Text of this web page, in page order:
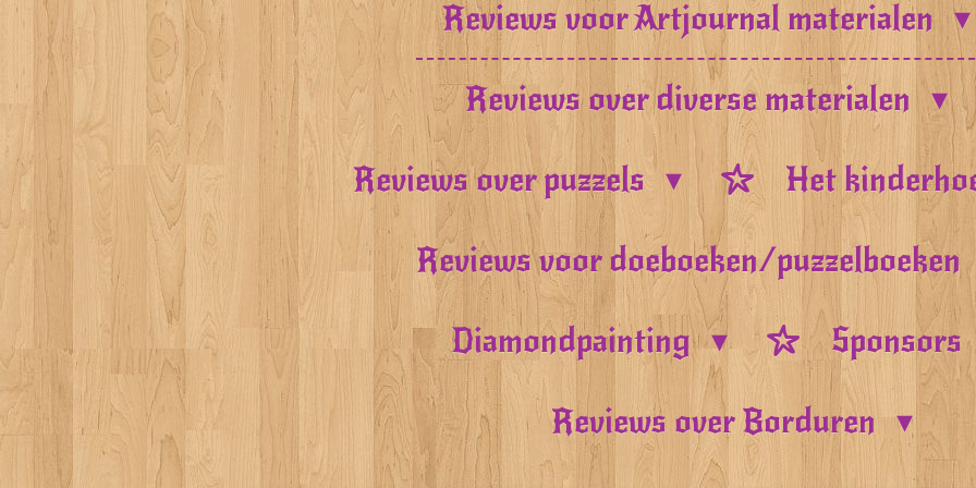
Reviews voor Artjournal materialen
Reviews over diverse materialen
Reviews over puzzels Het
Reviews voor doeboeken/puzzelboeken
Diamondpainting Sponsors
Reviews over Borduren